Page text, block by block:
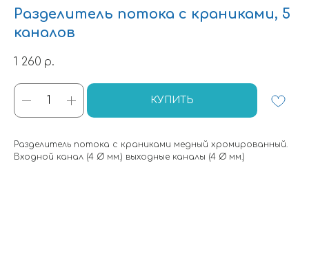
Разделитель потока с краниками, 5
каналов
1 260 р.
КУПИТЬ
Разделитель потока с краниками медный хромированный.
Входной канал (4 Ø мм.) выходные каналы (4 Ø мм.)